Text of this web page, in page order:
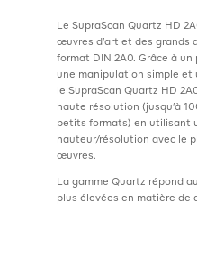
Le SupraScan Quartz HD
œuvres d’art et des grands
format DIN 2A0. Grâce à
une manipulation simple
le SupraScan Quartz HD
haute résolution (jusqu’à
petits formats) en utilisant
hauteur/résolution avec le
œuvres.
La gamme Quartz répond
plus élevées en matière de